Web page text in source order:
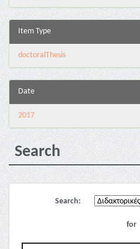
Item Type
doctoralThesis
Date
2017
Search
Search:
for